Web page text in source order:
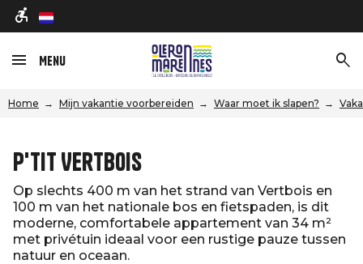
nl
Menu
Home Mijn vakantie voorbereiden Waar moet ik slapen?
P'tit Vertbois
Op slechts 400 m van het strand van Vertbois en
100 m van het nationale bos en fietspaden, is dit
moderne, comfortabele appartement van 34 m²
met privétuin ideaal voor een rustige pauze tussen
natuur en oceaan.